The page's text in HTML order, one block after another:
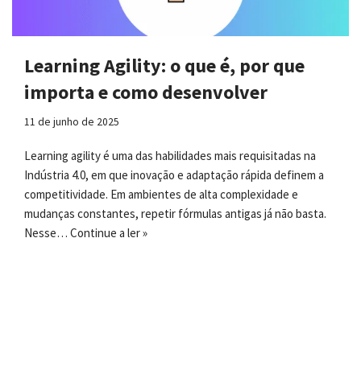
Learning Agility: o que é, por que
importa e como desenvolver
11 de junho de 2025
Learning agility é uma das habilidades mais requisitadas na
Indústria 4.0, em que inovação e adaptação rápida definem a
competitividade. Em ambientes de alta complexidade e
mudanças constantes, repetir fórmulas antigas já não basta.
Nesse… Continue a ler »